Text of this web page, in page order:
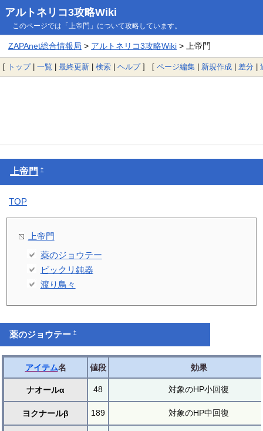
アルトネリコ3攻略Wiki
このページでは「上帝門」について攻略しています。
ZAPAnet総合情報局 > アルトネリコ3攻略Wiki> 上帝門
[ トップ| 一覧 | 最終更新 | 検索 | ヘルプ] [ ページ編集 | 新規作成 | 差分 |
上帝門 †
TOP
上帝門
薬のジョウテー
ビックリ鈍器
渡り鳥々
薬のジョウテー†
アイテム名 値段 効果
ナオールα 48 対象のHP小回復
ヨクナールβ 189 対象のHP中回復